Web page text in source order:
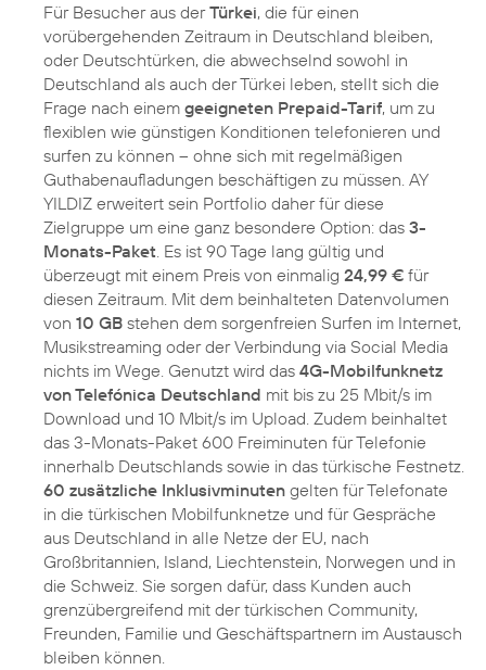
Für Besucher aus derTürkei, die für einen
vorübergehenden Zeitraum in Deutschland bleiben,
oder Deutschtürken, die abwechselnd sowohl in
Deutschland als auch der Türkei leben, stellt sich die
Frage nach einem geeigneten Prepaid-Tarif, um zu
flexiblen wie günstigen Konditionen telefonieren und
surfen zu können – ohne sich mit regelmäßigen
Guthabenaufladungen beschäftigen zu müssen. AY
YILDIZ erweitert sein Portfolio daher für diese
Zielgruppe um eine ganz besondere Option: das 3-
Monats-Paket. Es ist 90 Tage lang gültig und
überzeugt mit einem Preis von einmalig 24,99 € für
diesen Zeitraum. Mit dem beinhalteten Datenvolumen
von 10 GB stehen dem sorgenfreien Surfen im Internet,
Musikstreaming oder der Verbindung via Social Media
nichts im Wege. Genutzt wird das 4G-Mobilfunknetz
von Telefónica Deutschland mit bis zu 25 Mbit/s im
Download und 10 Mbit/s im Upload. Zudem beinhaltet
das 3-Monats-Paket 600 Freiminuten für Telefonie
innerhalb Deutschlands sowie in das türkische Festnetz.
60 zusätzliche Inklusivminuten gelten für Telefonate
in die türkischen Mobilfunknetze und für Gespräche
aus Deutschland in alle Netze der EU, nach
Großbritannien, Island, Liechtenstein, Norwegen und in
die Schweiz. Sie sorgen dafür, dass Kunden auch
grenzübergreifend mit der türkischen Community,
Freunden, Familie und Geschäftspartnern im Austausch
bleiben können.